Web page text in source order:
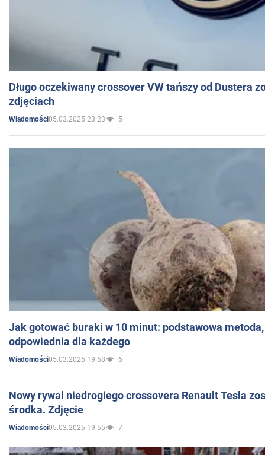
Długo oczekiwany crossover VW tańszy od Dustera
zdjęciach
Wiadomości05.03.2025 23:23 5
Jak gotować buraki w 10 minut: podstawowa
odpowiednia dla każdego
Wiadomości05.03.2025 19:58 6
Nowy rywal niedrogiego crossovera Renault Tesla
środka. Zdjęcie
Wiadomości05.03.2025 19:55 7